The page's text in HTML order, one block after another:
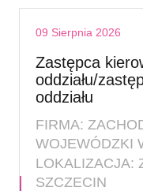
09 Sierpnia 2026
Zastępca
oddziału/
oddziału
FIRMA:
WOJEWÓDZKI
LOKALIZACJA:
SZCZECIN